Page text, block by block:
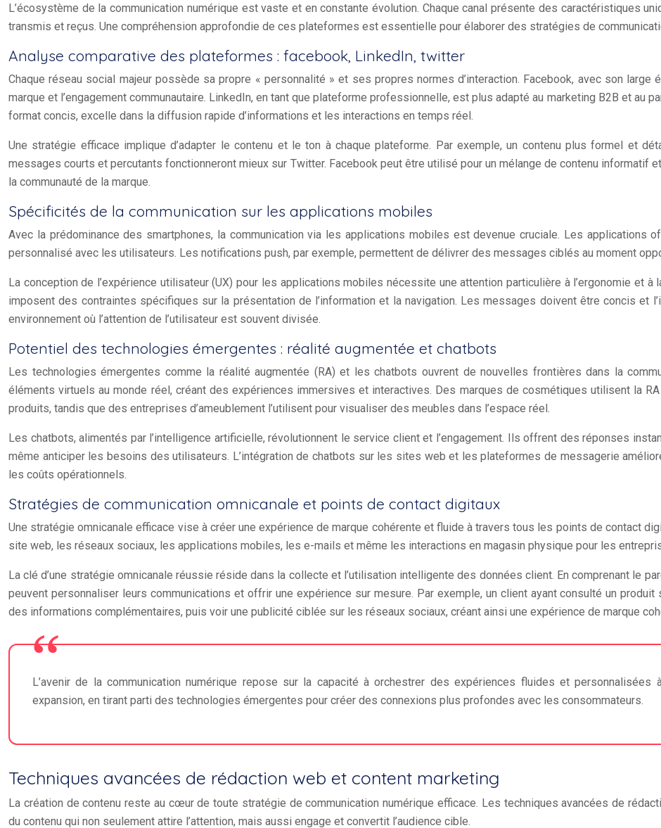
L’écosystème de la communication numérique est vaste et en constante évolution. Chaque canal présente des caractéristiques
transmis et reçus. Une compréhension approfondie de ces plateformes est essentielle pour élaborer des stratégies de
Analyse comparative des plateformes : facebook, LinkedIn, twitter
Chaque réseau social majeur possède sa propre « personnalité » et ses propres normes d’interaction. Facebook, avec son large
marque et l’engagement communautaire. LinkedIn, en tant que plateforme professionnelle, est plus adapté au marketing B2B et au
format concis, excelle dans la diffusion rapide d’informations et les interactions en temps réel.
Une stratégie efficace implique d’adapter le contenu et le ton à chaque plateforme. Par exemple, un contenu plus formel et
messages courts et percutants fonctionneront mieux sur Twitter. Facebook peut être utilisé pour un mélange de contenu informatif
la communauté de la marque.
Spécificités de la communication sur les applications mobiles
Avec la prédominance des smartphones, la communication via les applications mobiles est devenue cruciale. Les applications
personnalisé avec les utilisateurs. Les notifications push, par exemple, permettent de délivrer des messages ciblés au moment
La conception de l’expérience utilisateur (UX) pour les applications mobiles nécessite une attention particulière à l’ergonomie et
imposent des contraintes spécifiques sur la présentation de l’information et la navigation. Les messages doivent être concis et
environnement où l’attention de l’utilisateur est souvent divisée.
Potentiel des technologies émergentes : réalité augmentée et chatbots
Les technologies émergentes comme la réalité augmentée (RA) et les chatbots ouvrent de nouvelles frontières dans la
éléments virtuels au monde réel, créant des expériences immersives et interactives. Des marques de cosmétiques utilisent la
produits, tandis que des entreprises d’ameublement l’utilisent pour visualiser des meubles dans l’espace réel.
Les chatbots, alimentés par l’intelligence artificielle, révolutionnent le service client et l’engagement. Ils offrent des réponses
même anticiper les besoins des utilisateurs. L’intégration de chatbots sur les sites web et les plateformes de messagerie
les coûts opérationnels.
Stratégies de communication omnicanale et points de contact digitaux
Une stratégie omnicanale efficace vise à créer une expérience de marque cohérente et fluide à travers tous les points de contact
site web, les réseaux sociaux, les applications mobiles, les e-mails et même les interactions en magasin physique pour les
La clé d’une stratégie omnicanale réussie réside dans la collecte et l’utilisation intelligente des données client. En comprenant le
peuvent personnaliser leurs communications et offrir une expérience sur mesure. Par exemple, un client ayant consulté un
des informations complémentaires, puis voir une publicité ciblée sur les réseaux sociaux, créant ainsi une expérience de marque
L’avenir de la communication numérique repose sur la capacité à orchestrer des expériences fluides et
expansion, en tirant parti des technologies émergentes pour créer des connexions plus profondes avec les consommateurs.
Techniques avancées de rédaction web et content marketing
La création de contenu reste au cœur de toute stratégie de communication numérique efficace. Les techniques avancées de
du contenu qui non seulement attire l’attention, mais aussi engage et convertit l’audience cible.